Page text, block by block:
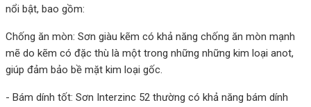
nổi bật, bao gồm:
Chống ăn mòn: Sơn giàu kẽm có khả năng chống ăn mòn mạnh
mẽ do kẽm có đặc thù là một trong những những kim loại anot,
giúp đảm bảo bề mặt kim loại gốc.
- Bám dính tốt: Sơn Interzinc 52 thường có khả năng bám dính